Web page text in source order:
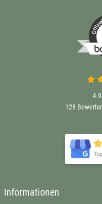
128
Informationen